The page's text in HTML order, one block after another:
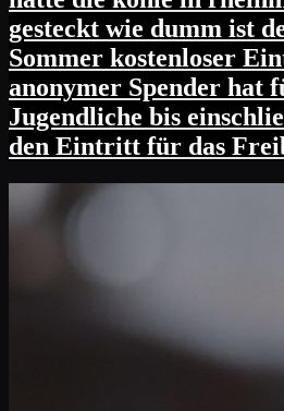
gesteckt wie dumm ist
Sommer kostenloser
anonymer Spender hat
Jugendliche bis
den Eintritt für das